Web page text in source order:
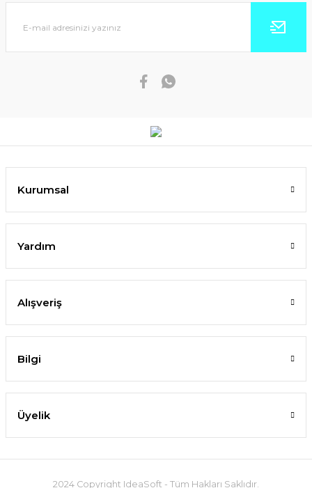
Kurumsal
Yardım
Alışveriş
Bilgi
Üyelik
2024 Copyright IdeaSoft - Tüm Hakları Saklıdır.